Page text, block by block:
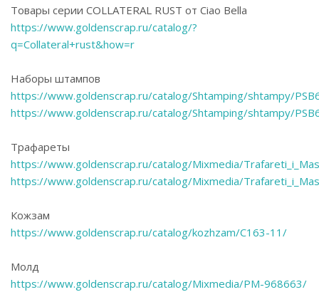
Товары серии COLLATERAL RUST от Ciao Bella
https://www.goldenscrap.ru/catalog/?
q=Collateral+rust&how=r
Наборы штампов
https://www.goldenscrap.ru/catalog/Shtamping/shtampy/
https://www.goldenscrap.ru/catalog/Shtamping/shtampy/
Трафареты
https://www.goldenscrap.ru/catalog/Mixmedia/
https://www.goldenscrap.ru/catalog/Mixmedia/
Кожзам
https://www.goldenscrap.ru/catalog/kozhzam/C163-11/
Молд
https://www.goldenscrap.ru/catalog/Mixmedia/PM-968663/